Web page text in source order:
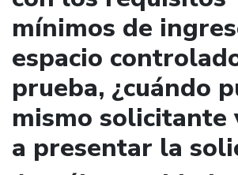
mínimos de
espacio
prueba, ¿cuándo
mismo solicitante
a presentar la